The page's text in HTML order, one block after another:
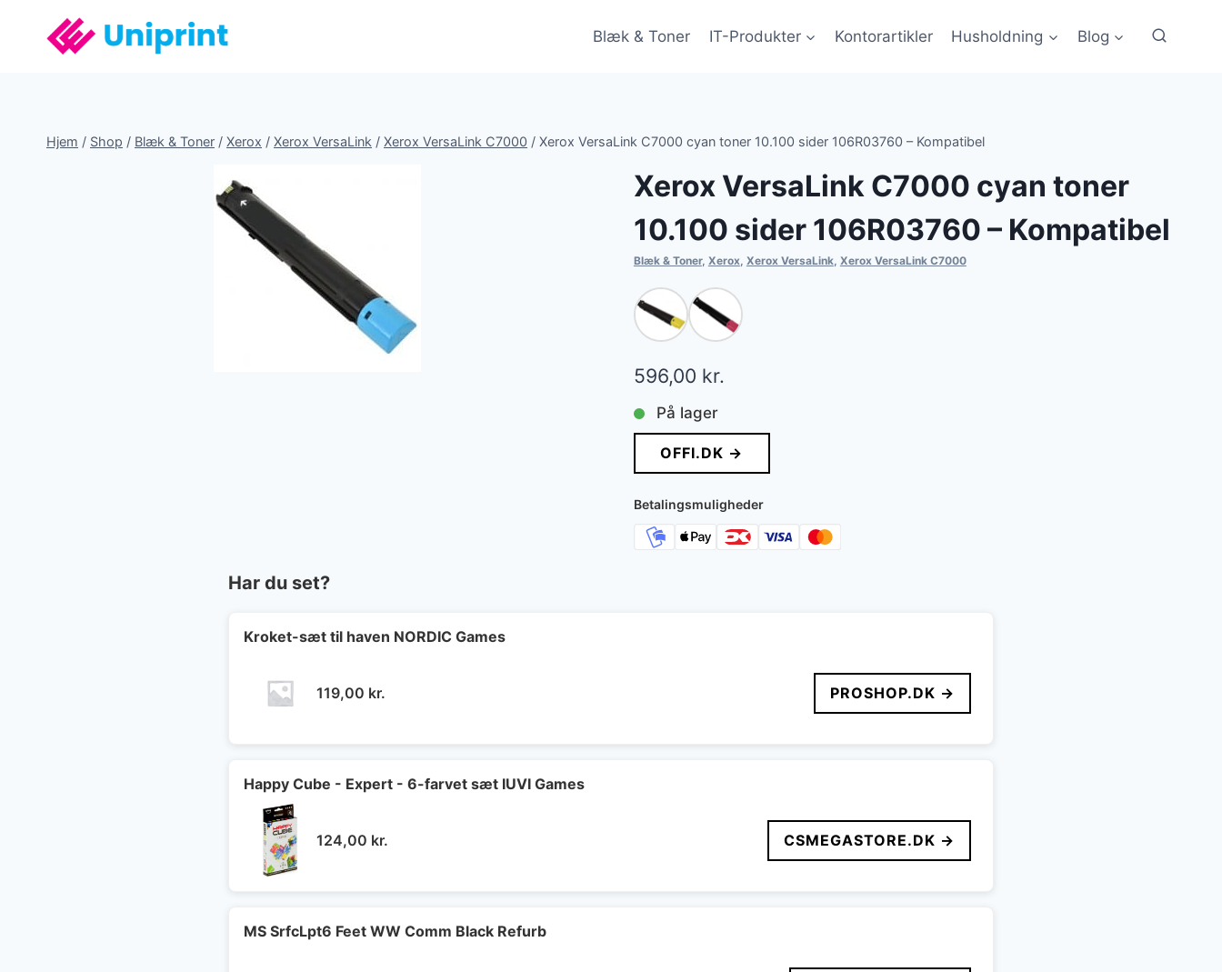
Blæk & Toner IT-Produkter Kontorartikler Husholdning Blog
Hjem / Shop / Blæk & Toner / Xerox / Xerox VersaLink / Xerox VersaLink C7000 / Xerox VersaLink C7000 cyan toner 10.100 sider 106R03760 – Kompatibel
Xerox VersaLink C7000 cyan toner
10.100 sider 106R03760 – Kompatibel
Blæk & Toner, Xerox, Xerox VersaLink, Xerox VersaLink C7000
596,00 kr.
På lager
OFFI.DK →
Betalingsmuligheder
Har du set?
Kroket-sæt til haven NORDIC Games
119,00 kr. PROSHOP.DK →
Happy Cube - Expert - 6-farvet sæt IUVI Games
124,00 kr. CSMEGASTORE.DK →
MS SrfcLpt6 Feet WW Comm Black Refurb